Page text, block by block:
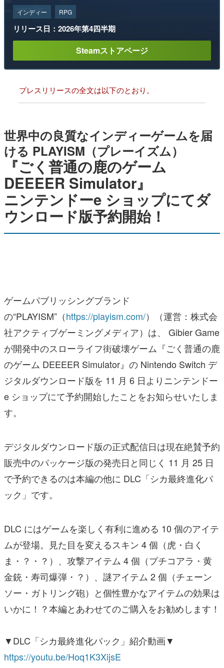
インディー RPG
リリース日：2026年第4四半期
Steamストアページ
プレスリリースの全文は以下のとおり。
世界中の良質なインディーゲームを届
ける PLAYISM（プレーイズム）
『ごく普通の鹿のゲーム
DEEEER Simulator』
ニンテンドーe ショップにてダ
ウンロード版予約開始！
ゲームパブリッシングブランド
の“PLAYISM”（https://playism.com/）（運営：株式会
社アクティブゲーミングメディア）は、 Gibier Game
が開発中のスローライフ街破壊ゲーム『ごく普通の鹿
のゲーム DEEEER Simulator』の Nintendo Switch デ
ジタルダウンロード版を 11 月 6 日よりニンテンドー
e ショップにて予約開始したことをお知らせいたしま
す。
デジタルダウンロード版の正式配信日は現在絶賛予約
販売中のパッケージ版の発売日と同じく 11 月 25 日
で予約できるのは本編の他に DLC「シカ最終進化パ
ック」です。
DLC にはゲームを楽しく有利に進める 10 個のアイテ
ムが登場。見た目を変えるスキン 4 個（虎・白く
ま・？・？）、攻撃アイテム 4 個（プチコアラ・黄
金銃・寿司爆弾・？）、謎アイテム 2 個（チェーン
ソー・ガトリング砲）と個性豊かなアイテムの効果は
いかに！？本編とあわせてのご購入をお勧めします！
▼DLC「シカ最終進化パック」紹介動画▼
https://youtu.be/Hoq1K3XijsE